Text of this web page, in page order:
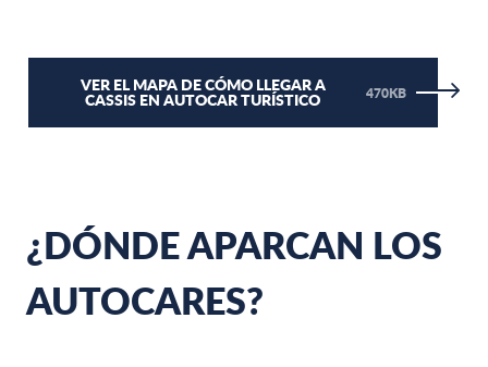
VER EL MAPA DE CÓMO LLEGAR A
CASSIS EN AUTOCAR TURÍSTICO 470KB
¿DÓNDE APARCAN LOS
AUTOCARES?